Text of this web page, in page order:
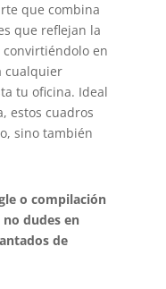
que combina
que reflejan la
en
cualquier
tu oficina. Ideal
estos cuadros
sino también
o compilación
dudes en
de